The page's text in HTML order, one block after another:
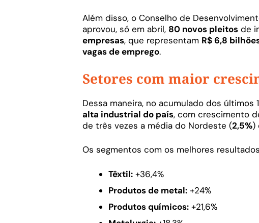
Além disso, o Conselho de
aprovou, só em abril, 80 novos pleitos de
empresas, que representam R$ 6,8
vagas de emprego.
Setores com maior
Dessa maneira, no acumulado dos últimos
alta industrial do país, com crescimento
de três vezes a média do Nordeste (2,5%)
Os segmentos com os melhores
Têxtil: +36,4%
Produtos de metal: +24%
Produtos químicos: +21,6%